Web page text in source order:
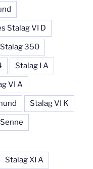
Stalag VI D
Stalag 350
Stalag I A
VI A
Stalag VI K
Stalag XI A